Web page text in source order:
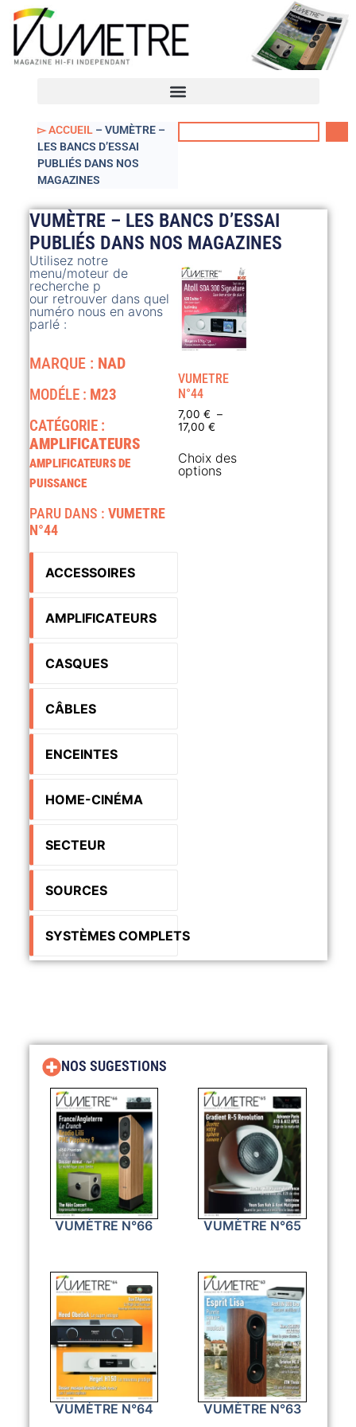
▻ ACCUEIL – VUMÈTRE –
LES BANCS D’ESSAI
PUBLIÉS DANS NOS
MAGAZINES
VUMÈTRE – LES BANCS D’ESSAI
PUBLIÉS DANS NOS MAGAZINES
Utilisez notre
menu/moteur de
recherche p
our retrouver dans quel
numéro nous en avons
parlé :
MARQUE : NAD
MODÉLE : M23
CATÉGORIE :
AMPLIFICATEURS
AMPLIFICATEURS DE
PUISSANCE
PARU DANS : VUMETRE
N°44
ACCESSOIRES
AMPLIFICATEURS
CASQUES
CÂBLES
ENCEINTES
HOME-CINÉMA
SECTEUR
SOURCES
SYSTÈMES COMPLETS
VUMETRE
N°44
7,00 € –
17,00 €
Choix des
options
NOS SUGESTIONS
VUMÈTRE N°66 VUMÈTRE N°65
VUMÈTRE N°64 VUMÈTRE N°63